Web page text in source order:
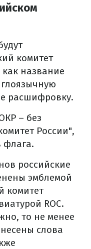
комитет
название
расшифровку.
– без
России",
флага.
российские
эмблемой
комитет
ROC.
то не менее
слова